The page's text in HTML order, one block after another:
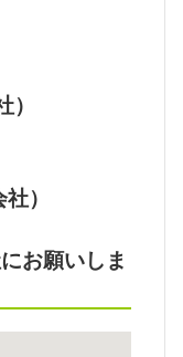
）
お願いしま